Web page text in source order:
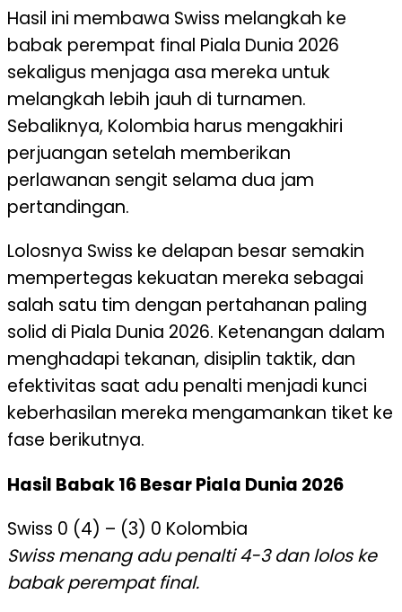
Hasil ini membawa Swiss melangkah ke
babak perempat final Piala Dunia 2026
sekaligus menjaga asa mereka untuk
melangkah lebih jauh di turnamen.
Sebaliknya, Kolombia harus mengakhiri
perjuangan setelah memberikan
perlawanan sengit selama dua jam
pertandingan.
Lolosnya Swiss ke delapan besar semakin
mempertegas kekuatan mereka sebagai
salah satu tim dengan pertahanan paling
solid di Piala Dunia 2026. Ketenangan dalam
menghadapi tekanan, disiplin taktik, dan
efektivitas saat adu penalti menjadi kunci
keberhasilan mereka mengamankan tiket ke
fase berikutnya.
Hasil Babak 16 Besar Piala Dunia 2026
Swiss 0 (4) – (3) 0 Kolombia
Swiss menang adu penalti 4-3 dan lolos ke
babak perempat final.